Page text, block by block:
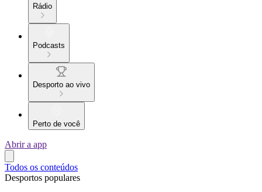
Rádio
Podcasts
Desporto ao vivo
Perto de você
Abrir a app
Todos os conteúdos
Desportos populares